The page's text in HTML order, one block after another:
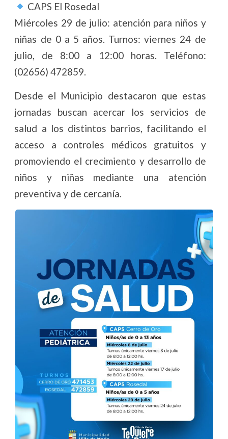
CAPS El Rosedal
Miércoles 29 de julio: atención para niños y
niñas de 0 a 5 años. Turnos: viernes 24 de
julio, de 8:00 a 12:00 horas. Teléfono:
(02656) 472859.
Desde el Municipio destacaron que estas
jornadas buscan acercar los servicios de
salud a los distintos barrios, facilitando el
acceso a controles médicos gratuitos y
promoviendo el crecimiento y desarrollo de
niños y niñas mediante una atención
preventiva y de cercanía.